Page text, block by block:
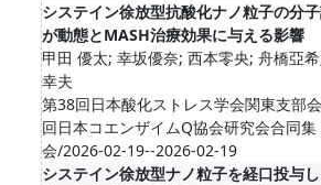
システイン徐放型抗酸化ナノ粒子の分
が動態とMASH治療効果に与える影響
甲田 優太; 幸坂優奈; 西本零央; 舟橋亞
幸夫
第38回日本酸化ストレス学会関東支部
回日本コエンザイムQ協会研究会合同集
会/2026-02-19--2026-02-19
システイン徐放型ナノ粒子を経口投与